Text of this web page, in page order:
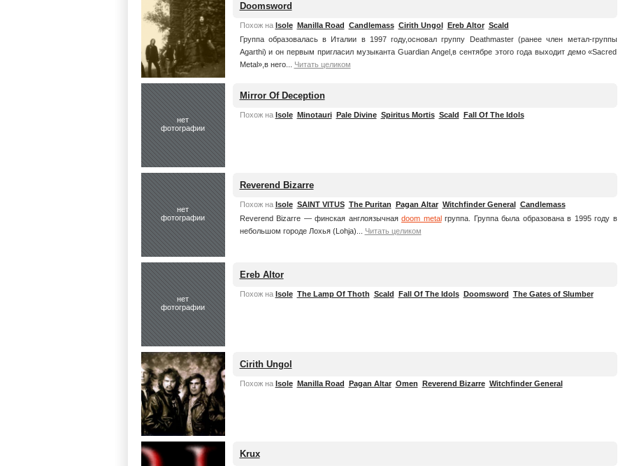
Doomsword
Похож на Isole Manilla Road Candlemass Cirith Ungol Ereb Altor Scald
Группа образовалась в Италии в 1997 году,основал группу Deathmaster (ранее член метал-группы
Agarthi) и он первым пригласил музыканта Guardian Angel,в сентябре этого года выходит демо «Sacred
Metal»,в него...
Читать целиком
нет
фотографии
Mirror Of Deception
Похож на Isole Minotauri Pale Divine Spiritus Mortis Scald Fall Of The Idols
нет
фотографии
Reverend Bizarre
Похож на Isole SAINT VITUS The Puritan Pagan Altar Witchfinder General Candlemass
Reverend Bizarre — финская англоязычная doom metalгруппа. Группа была образована в 1995 году в
небольшом городе Лохья (Lohja)...
Читать целиком
нет
фотографии
Ereb Altor
Похож на Isole The Lamp Of Thoth Scald Fall Of The Idols Doomsword The Gates of Slumber
Cirith Ungol
Похож на Isole Manilla Road Pagan Altar Omen Reverend Bizarre Witchfinder General
Krux